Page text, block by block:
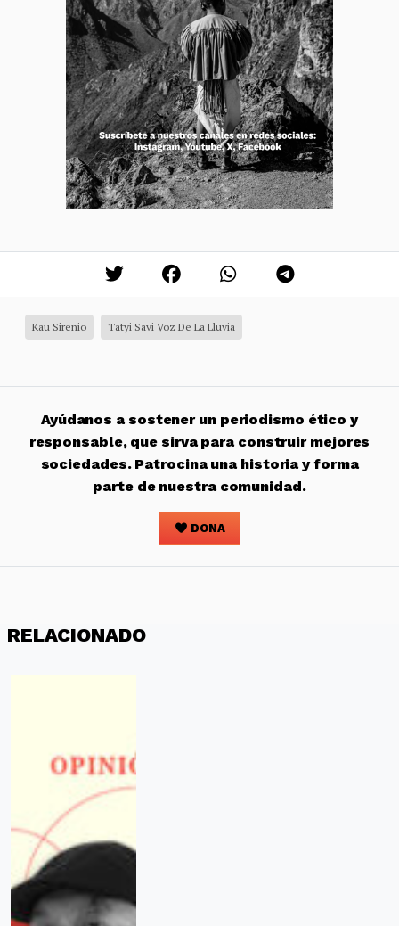
Kau Sirenio Tatyi Savi Voz De La Lluvia
Ayúdanos a sostener un periodismo ético y
responsable, que sirva para construir mejores
sociedades. Patrocina una historia y forma
parte de nuestra comunidad.
DONA
RELACIONADO